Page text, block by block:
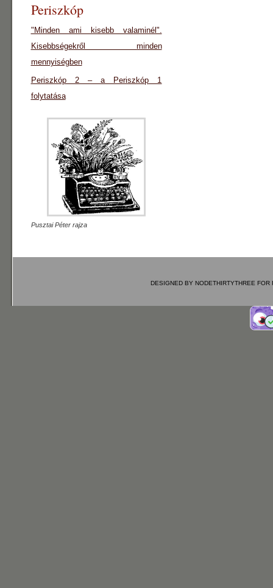
Periszkóp
"Minden ami kisebb valaminél".
Kisebbségekről minden
mennyiségben
Periszkóp 2 – a Periszkóp 1
folytatása
Pusztai Péter rajza
DESIGNED BY NODETHIRTYTHREE FOR